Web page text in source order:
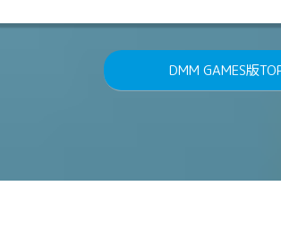
DMM GAMES版